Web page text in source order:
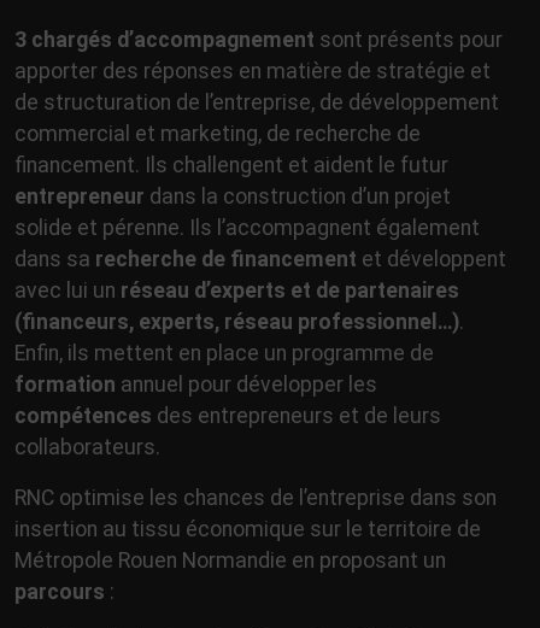
3 chargés d’accompagnement sont présents pour
apporter des réponses en matière de stratégie et
de structuration de l’entreprise, de développement
commercial et marketing, de recherche de
financement. Ils challengent et aident le futur
entrepreneur dans la construction d’un projet
solide et pérenne. Ils l’accompagnent également
dans sa recherche de financement et développent
avec lui un réseau d’experts et de partenaires
(financeurs, experts, réseau professionnel…).
Enfin, ils mettent en place un programme de
formation annuel pour développer les
compétences des entrepreneurs et de leurs
collaborateurs.
RNC optimise les chances de l’entreprise dans son
insertion au tissu économique sur le territoire de
Métropole Rouen Normandie en proposant un
parcours :